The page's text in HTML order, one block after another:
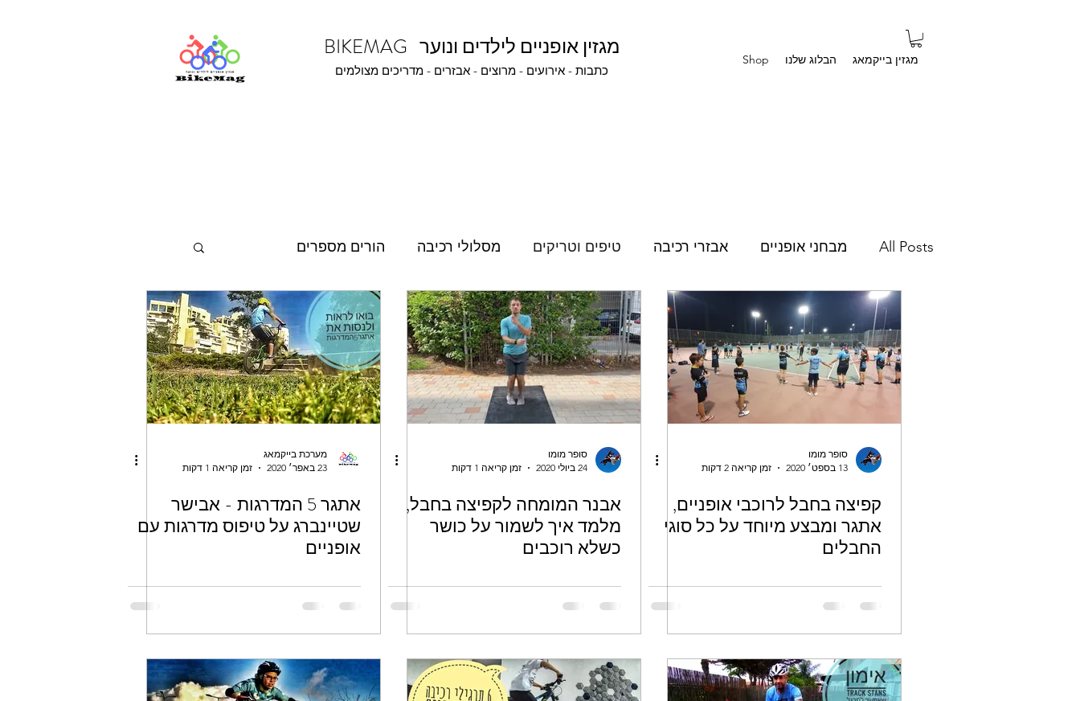
BIKEMAG מגזין אופניים לילדים ונוער
כתבות - אירועים - מרוצים - אבזרים - מדריכים מצולמים
Shop הבלוג שלנו מגזין בייקמאג
All Posts מבחני אופניים אבזרי רכיבה טיפים וטריקים מסלולי רכיבה הורים מספרים
מרחבי הרשת סיפורים אישיים שאלות מהבית רכיבה תחרותית חבובונים ונהנים
אתגרים ופרסים
סופר מומו
13 בספט׳ 2020
זמן קריאה 2 דקות
קפיצה בחבל לרוכבי אופניים,
אתגר ומבצע מיוחד על כל סוגי
החבלים
סופר מומו
24 ביולי 2020
זמן קריאה 1 דקות
אבנר המומחה לקפיצה בחבל,
מלמד איך לשמור על כושר
כשלא רוכבים
מערכת בייקמאג
23 באפר׳ 2020
זמן קריאה 1 דקות
אתגר 5 המדרגות - אבישר
שטיינברג על טיפוס מדרגות עם
אופניים